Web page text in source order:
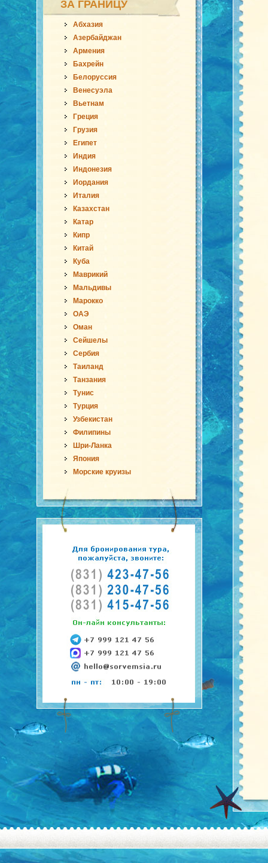
ЗА ГРАНИЦУ
Абхазия
Азербайджан
Армения
Бахрейн
Белоруссия
Венесуэла
Вьетнам
Греция
Грузия
Египет
Индия
Индонезия
Иордания
Италия
Казахстан
Катар
Кипр
Китай
Куба
Маврикий
Мальдивы
Марокко
ОАЭ
Оман
Сейшелы
Сербия
Таиланд
Танзания
Тунис
Турция
Узбекистан
Филипины
Шри-Ланка
Япония
Морские круизы